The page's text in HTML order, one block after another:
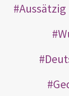
Aussätzig